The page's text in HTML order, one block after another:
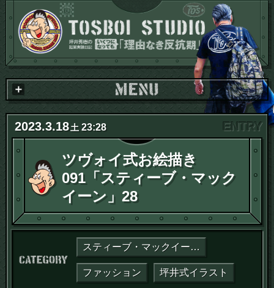
2023.3.18土 23:28
ツヴォイ式お絵描き
091「スティーブ・マック
イーン」28
カテゴリー：
スティーブ・マックイーン論
ファッション 坪井式イラスト